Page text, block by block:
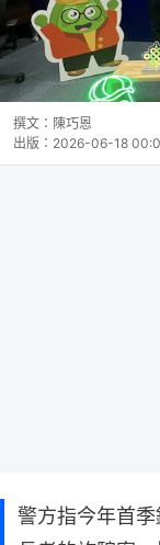
撰文： 陳巧恩
出版： 2026-06-18
警方指今年首